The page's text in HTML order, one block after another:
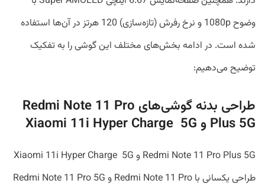
وضوح 1080p و نرخ رفرش (تازه‌سازی) 120 هرتز در آن‌ها استفاده
شده است. در ادامه بخش‌‌های مختلف این گوشی را به تفکیک
توضیح می‌دهیم:
طراحی بدنه گوشی‌های Redmi Note 11 Pro
Plus 5G و Xiaomi 11i Hyper Charge 5G
Redmi Note 11 Pro Plus 5G و Xiaomi 11i Hyper Charge 5G
طراحی یکسانی با Redmi Note 11 Pro و Redmi Note 11 Pro 5G